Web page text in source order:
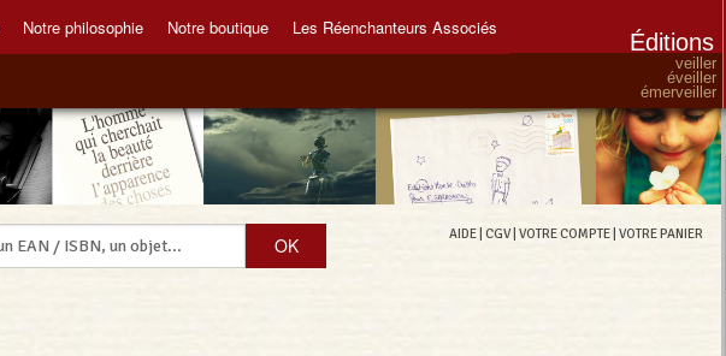
Éditions
veiller
éveiller
émerveiller
Notre philosophie Notre boutique Les Réenchanteurs Associés
AIDE CGV| VOTRE COMPTE VOTRE PANIER